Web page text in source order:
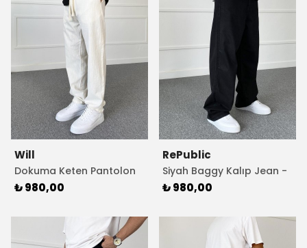
Will
Dokuma Keten Pantolon
Bej Rengi
₺ 980,00
RePublic
Siyah Baggy Kalıp Jean -
Kot Pantolon
₺ 980,00